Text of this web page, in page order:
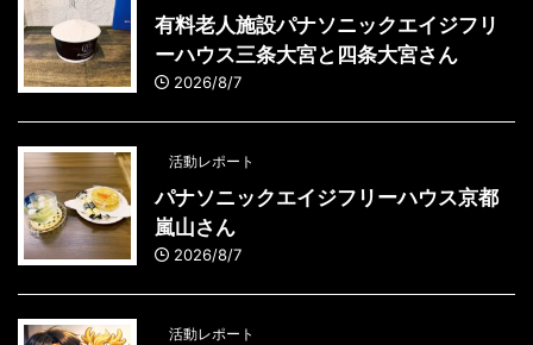
有料老人施設パナソニックエイジフリ
ーハウス三条大宮と四条大宮さん
2026/8/7
活動レポート
パナソニックエイジフリーハウス京都
嵐山さん
2026/8/7
活動レポート